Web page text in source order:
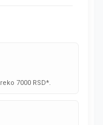
7000 RSD*.